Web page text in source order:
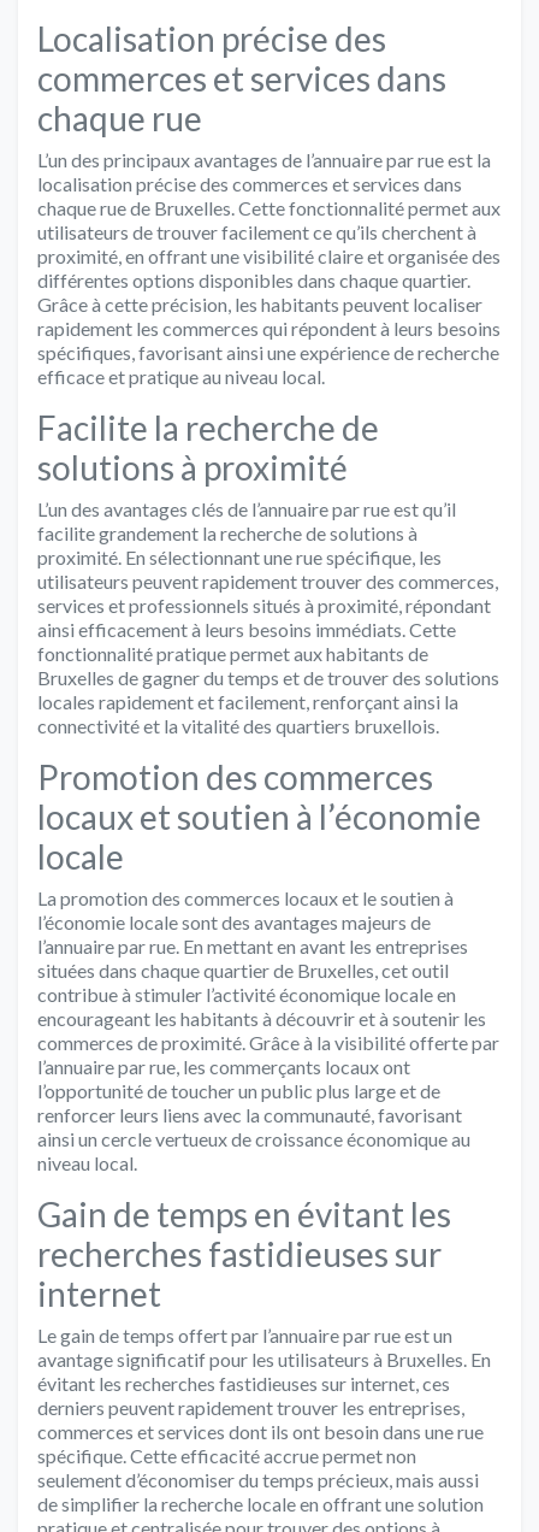
Localisation précise des
commerces et services dans
chaque rue
L’un des principaux avantages de l’annuaire par rue est la
localisation précise des commerces et services dans
chaque rue de Bruxelles. Cette fonctionnalité permet aux
utilisateurs de trouver facilement ce qu’ils cherchent à
proximité, en offrant une visibilité claire et organisée des
différentes options disponibles dans chaque quartier.
Grâce à cette précision, les habitants peuvent localiser
rapidement les commerces qui répondent à leurs besoins
spécifiques, favorisant ainsi une expérience de recherche
efficace et pratique au niveau local.
Facilite la recherche de
solutions à proximité
L’un des avantages clés de l’annuaire par rue est qu’il
facilite grandement la recherche de solutions à
proximité. En sélectionnant une rue spécifique, les
utilisateurs peuvent rapidement trouver des commerces,
services et professionnels situés à proximité, répondant
ainsi efficacement à leurs besoins immédiats. Cette
fonctionnalité pratique permet aux habitants de
Bruxelles de gagner du temps et de trouver des solutions
locales rapidement et facilement, renforçant ainsi la
connectivité et la vitalité des quartiers bruxellois.
Promotion des commerces
locaux et soutien à l’économie
locale
La promotion des commerces locaux et le soutien à
l’économie locale sont des avantages majeurs de
l’annuaire par rue. En mettant en avant les entreprises
situées dans chaque quartier de Bruxelles, cet outil
contribue à stimuler l’activité économique locale en
encourageant les habitants à découvrir et à soutenir les
commerces de proximité. Grâce à la visibilité offerte par
l’annuaire par rue, les commerçants locaux ont
l’opportunité de toucher un public plus large et de
renforcer leurs liens avec la communauté, favorisant
ainsi un cercle vertueux de croissance économique au
niveau local.
Gain de temps en évitant les
recherches fastidieuses sur
internet
Le gain de temps offert par l’annuaire par rue est un
avantage significatif pour les utilisateurs à Bruxelles. En
évitant les recherches fastidieuses sur internet, ces
derniers peuvent rapidement trouver les entreprises,
commerces et services dont ils ont besoin dans une rue
spécifique. Cette efficacité accrue permet non
seulement d’économiser du temps précieux, mais aussi
de simplifier la recherche locale en offrant une solution